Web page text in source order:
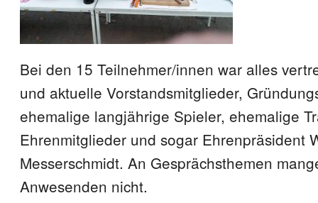
Bei den 15 Teilnehmer/innen war alles
und aktuelle Vorstandsmitglieder,
ehemalige langjährige Spieler, ehemalige
Ehrenmitglieder und sogar Ehrenpräsident
Messerschmidt. An Gesprächsthemen
Anwesenden nicht.